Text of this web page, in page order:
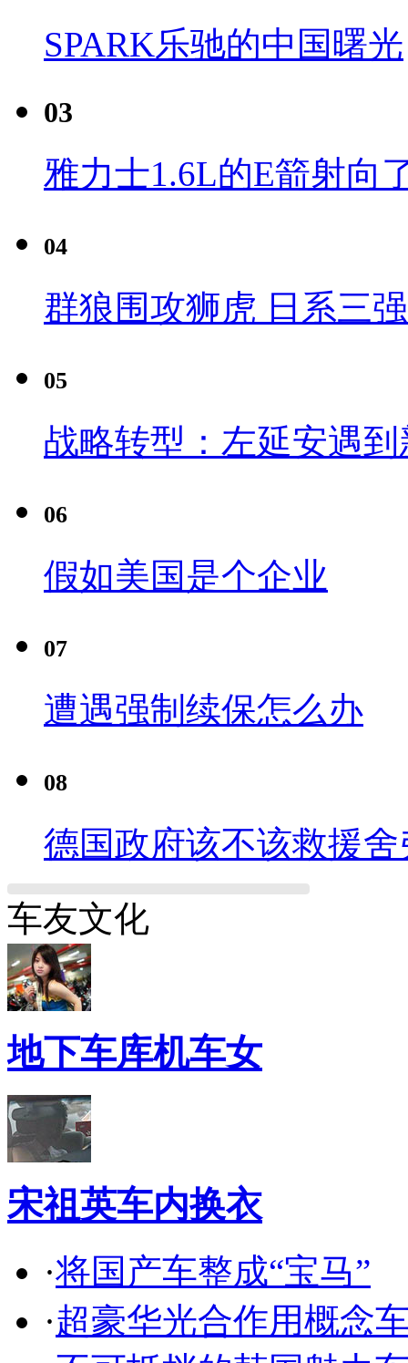
SPARK乐驰的中国曙光
03
雅力士1.6L的E箭射向
04
群狼围攻狮虎 日系三
05
战略转型：左延安遇
06
假如美国是个企业
07
遭遇强制续保怎么办
08
德国政府该不该救援舍
车友文化
地下车库机车女
宋祖英车内换衣
·将国产车整成“宝马”
·超豪华光合作用概念